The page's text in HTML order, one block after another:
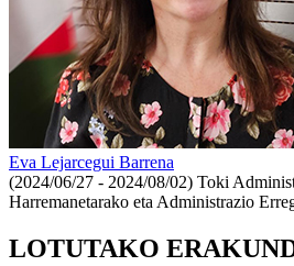
Eva Lejarcegui Barrena
(2024/06/27 - 2024/08/02) Toki
Harremanetarako eta Administrazio
LOTUTAKO